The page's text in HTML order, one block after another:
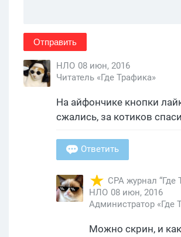
Отправить
НЛО 08 июн, 2016
Читатель «Где Трафика»
На айфончике кнопки
сжались, за котиков
Ответить
CPA журнал “Где
НЛО 08 июн, 2016
Администратор «Где
Можно скрин, и